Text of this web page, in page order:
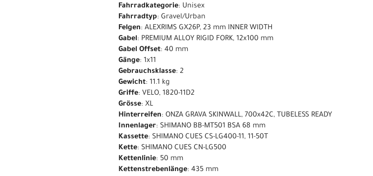
Fahrradkategorie: Unisex
Fahrradtyp: Gravel/Urban
Felgen: ALEXRIMS GX26P, 23 mm INNER WIDTH
Gabel: PREMIUM ALLOY RIGID FORK, 12x100 mm
Gabel Offset: 40 mm
Gänge: 1x11
Gebrauchsklasse: 2
Gewicht: 11.1 kg
Griffe: VELO, 1820-11D2
Grösse: XL
Hinterreifen: ONZA GRAVA SKINWALL, 700x42C, TUBELESS READY
Innenlager: SHIMANO BB-MT501 BSA 68 mm
Kassette: SHIMANO CUES CS-LG400-11, 11-50T
Kette: SHIMANO CUES CN-LG500
Kettenlinie: 50 mm
Kettenstrebenlänge: 435 mm